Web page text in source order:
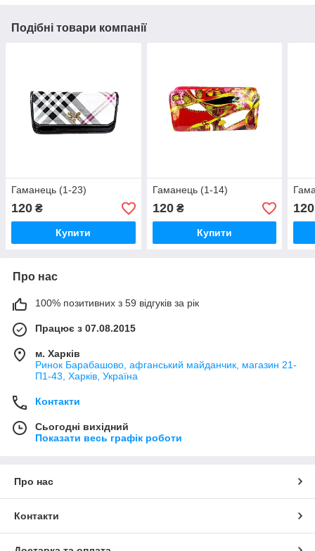
Подібні товари компанії
Гаманець (1-23)
120 ₴
Купити
Гаманець (1-14)
120₴
Купити
120
Про нас
100% позитивних з 59 відгуків за рік
Працює з 07.08.2015
м. Харків
Ринок Барабашово, афганський майданчик, магазин 21-
П1-43, Харків, Україна
Контакти
Сьогодні вихідний
Показати весь графік роботи
Про нас
Контакти